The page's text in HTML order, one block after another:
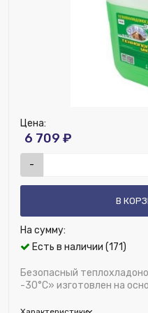
Температура начала
Тип теплоносителя:
Есть в наличии (171)
Безопасный
-30°С» изготовлен на
Цена:
6 709 ₽
-
В
На сумму: